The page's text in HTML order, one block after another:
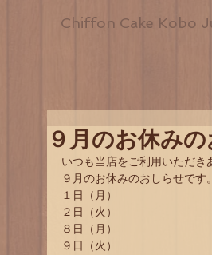
Chiffon Cake Kobo
９月のお休み
いつも当店をご利用いただき
９月のお休みのおしらせです。
１日（月）
２日（火）
８日（月）
９日（火）